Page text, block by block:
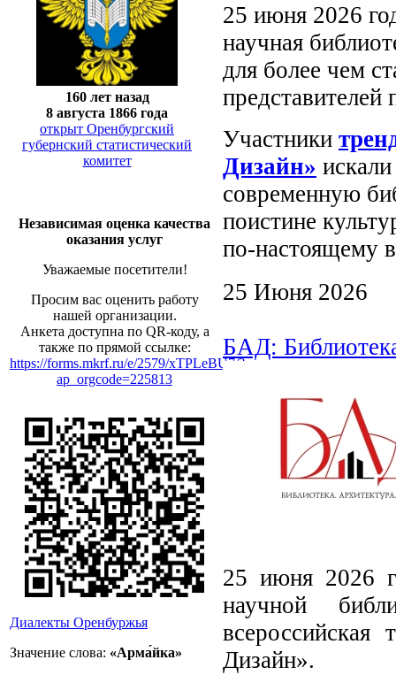
160 лет назад
8 августа 1866 года
открыт Оренбургский
губернский статистический
комитет
Независимая оценка качества
оказания услуг
Уважаемые посетители!
Просим вас оценить работу
нашей организации.
Анкета доступна по QR-коду, а
также по прямой ссылке:
https://forms.mkrf.ru/e/2579/xTPLeBU7/?
ap_orgcode=225813
Диалекты Оренбуржья
Значение слова: «Арма́йка»
25 июня 2026
научная
для более чем
Участники
Дизайн»
современную
поистине
по‑настоящему
25 Июня 2026
БАД:
25 июня 2026
научной
всероссийская
Дизайн».